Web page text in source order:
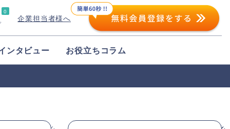
0
企業担当者様へ
ンタビュー お役立ちコラム